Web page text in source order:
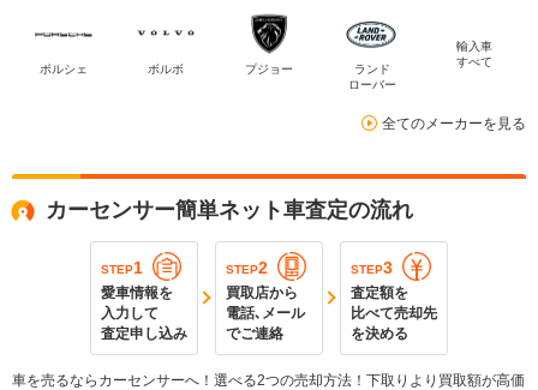
ポルシェ ボルボ プジョー
ランド
ローバー
輸入車
すべて
全てのメーカーを見る
カーセンサー簡単ネット車査定の流れ
STEP1
愛車情報を
入力して
査定申し込み
STEP2
買取店から
電話､メール
でご連絡
STEP3
査定額を
比べて売却先
を決める
車を売るならカーセンサーへ！選べる2つの売却方法！下取りより買取額が高価